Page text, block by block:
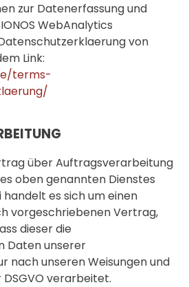
zur Datenerfassung und
WebAnalytics
von
Link:
terms-
über Auftragsverarbeitung
oben genannten Dienstes
handelt es sich um einen
vorgeschriebenen Vertrag,
dieser die
Daten unserer
nach unseren Weisungen und
verarbeitet.